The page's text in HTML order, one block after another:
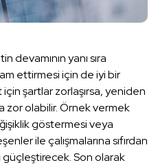
devamının yanı sıra
ettirmesi için de iyi bir
şartlar zorlaşırsa, yeniden
zor olabilir. Örnek vermek
göstermesi veya
ile çalışmalarına sıfırdan
güçleştirecek. Son olarak